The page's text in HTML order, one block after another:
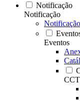
Notificação
Notificação
Eventos